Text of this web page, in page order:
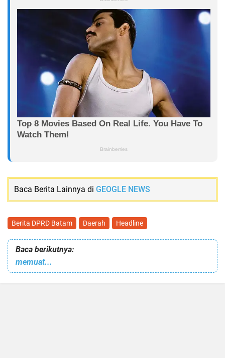
Baca Berita Lainnya di GEOGLE NEWS
Berita DPRD Batam Daerah Headline
Baca berikutnya:
memuat...